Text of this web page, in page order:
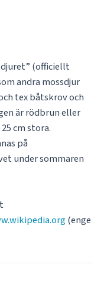
(officiellt
andra mossdjur
tex båtskrov och
är rödbrun eller
cm stora.
på
under sommaren
(enge